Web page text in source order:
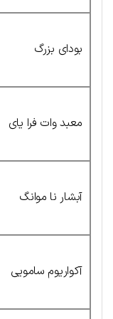
بودای بزرگ
معبد وات فرا یای
آبشار نا موانگ
آکواریوم سامویی